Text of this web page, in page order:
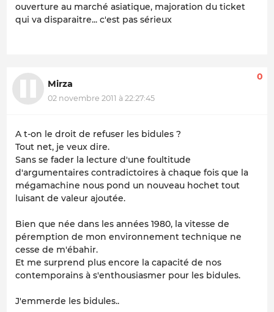
ouverture au marché asiatique, majoration du ticket
qui va disparaitre... c'est pas sérieux
Mirza
02 novembre 2011 à 22:27:45
0
A t-on le droit de refuser les bidules ?
Tout net, je veux dire.
Sans se fader la lecture d'une foultitude
d'argumentaires contradictoires à chaque fois que la
mégamachine nous pond un nouveau hochet tout
luisant de valeur ajoutée.
Bien que née dans les années 1980, la vitesse de
péremption de mon environnement technique ne
cesse de m'ébahir.
Et me surprend plus encore la capacité de nos
contemporains à s'enthousiasmer pour les bidules.
J'emmerde les bidules..